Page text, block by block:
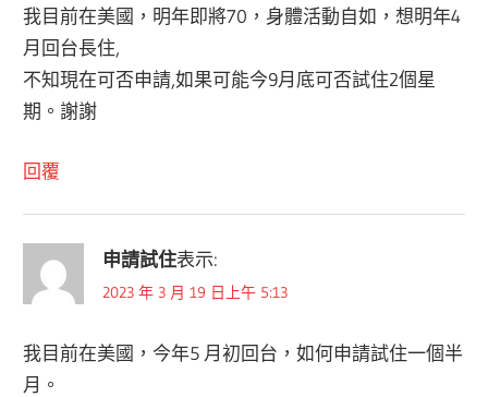
我目前在美國，明年即將70，身體活動自如，想明年4
月回台長住,
不知現在可否申請,如果可能今9月底可否試住2個星
期。謝謝
回覆
申請試住表示:
2023 年 3 月 19 日上午 5:13
我目前在美國，今年5 月初回台，如何申請試住一個半
月。